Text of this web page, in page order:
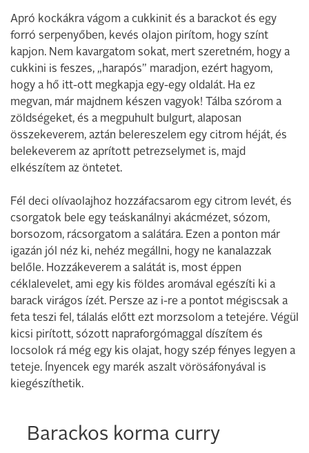
Apró kockákra vágom a cukkinit és a barackot és egy
forró serpenyőben, kevés olajon pirítom, hogy színt
kapjon. Nem kavargatom sokat, mert szeretném, hogy a
cukkini is feszes, „harapós” maradjon, ezért hagyom,
hogy a hő itt-ott megkapja egy-egy oldalát. Ha ez
megvan, már majdnem készen vagyok! Tálba szórom a
zöldségeket, és a megpuhult bulgurt, alaposan
összekeverem, aztán belereszelem egy citrom héját, és
belekeverem az aprított petrezselymet is, majd
elkészítem az öntetet.
Fél deci olívaolajhoz hozzáfacsarom egy citrom levét, és
csorgatok bele egy teáskanálnyi akácmézet, sózom,
borsozom, rácsorgatom a salátára. Ezen a ponton már
igazán jól néz ki, nehéz megállni, hogy ne kanalazzak
belőle. Hozzákeverem a salátát is, most éppen
céklalevelet, ami egy kis földes aromával egészíti ki a
barack virágos ízét. Persze az i-re a pontot mégiscsak a
feta teszi fel, tálalás előtt ezt morzsolom a tetejére. Végül
kicsi pirított, sózott napraforgómaggal díszítem és
locsolok rá még egy kis olajat, hogy szép fényes legyen a
teteje. Ínyencek egy marék aszalt vörösáfonyával is
kiegészíthetik.
Barackos korma curry